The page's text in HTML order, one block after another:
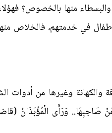
منها بالخصوص؟
في خدمتهم، فالخلاص
والكهانة وغيرها من أدوات
صَاحِبِهَا.. وَرَأَى الْمُؤْبَذَانُ